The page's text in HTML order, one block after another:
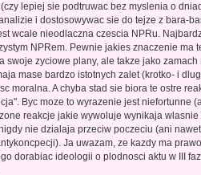
lepiej sie podtruwac bez myslenia o
i dostosowywac sie do tejze z bara-
wcale nieodlaczna czescia NPRu.
NPRem. Pewnie jakies znaczenie ma
swoje zyciowe plany, ale takze jako
mase bardzo istotnych zalet (krotko- i
moralna. A chyba stad sie biora te ostre
Byc moze to wyrazenie jest niefortunne
reakcje jakie wywoluje wynikaja
nie dzialaja przeciw poczeciu (ani
Ja uwazam, ze kazdy ma
dorabiac ideologii o plodnosci aktu w III